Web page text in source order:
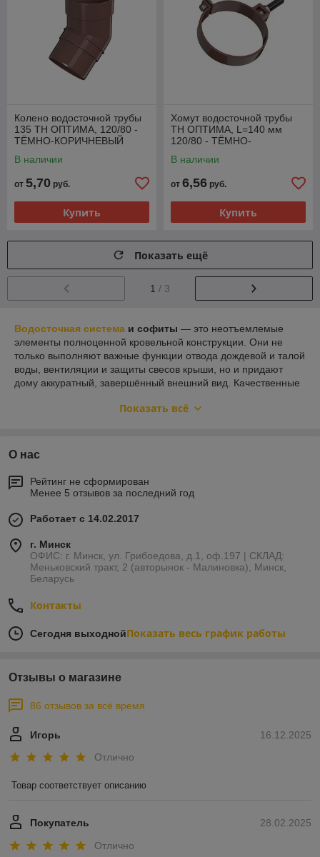
Колено водосточной трубы
135 ТН ОПТИМА, 120/80 -
ТЁМНО-КОРИЧНЕВЫЙ
В наличии
от 5,70 руб.
Купить
Хомут водосточной трубы
ТН ОПТИМА, L=140 мм
120/80 - ТЁМНО-
В наличии
от 6,56 руб.
Купить
Показать ещё
1 / 3
Водосточная система и софиты — это неотъемлемые
элементы полноценной кровельной конструкции. Они не
только выполняют важные функции отвода дождевой и талой
воды, вентиляции и защиты свесов крыши, но и придают
дому аккуратный, завершённый внешний вид. Качественные
системы и способствуют продлению срока службы фасада и
нужны?
Эффективный отвод воды
предотвращение подтеков и эрозии почвы у
Сохранение цоколя и отмостки в исправном
состоянии
Увеличение срока службы всей конструкции
Современные водосточные системы изготавливаются из
прочного ПВХ или металла, устойчивы к УФ-излучению,
морозу и механическим повреждениям. Удобные
Софиты — панели для подшивки карнизных и фронтонных
попадания влаги, насекомых и мусора, обеспечивая при
этом вентиляцию крыши.
оптимальный микроклимат под кровлей
не требующих воздушного обмена
материала, не выцветающего со временем
Показать всё
О нас
Рейтинг не сформирован
Менее 5 отзывов за последний год
Работает с 14.02.2017
г. Минск
ОФИС: г. Минск, ул. Грибоедова, д.1, оф.197 | СКЛАД:
Меньковский тракт, 2 (авторынок - Малиновка), Минск,
Беларусь
Контакты
Сегодня выходнойПоказать весь график работы
Отзывы о магазине
86 отзывов за всё время
16.12.2025
Игорь
Отлично
Товар соответствует описанию
28.02.2025
Покупатель
Отлично